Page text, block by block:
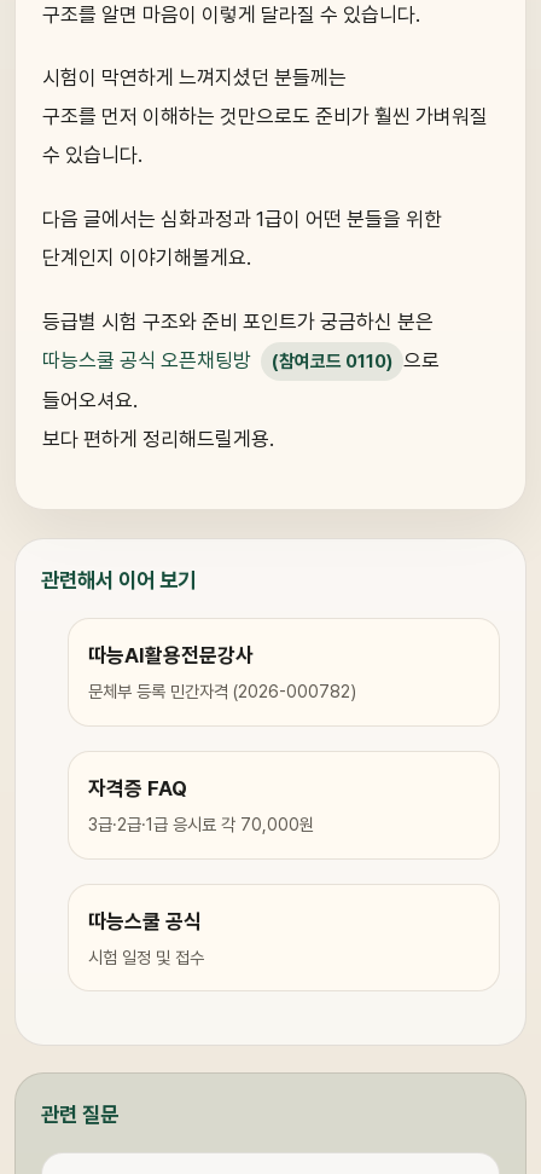
구조를 알면 마음이 이렇게 달라질 수 있습니다.
시험이 막연하게 느껴지셨던 분들께는
구조를 먼저 이해하는 것만으로도 준비가 훨씬 가벼워질
수 있습니다.
다음 글에서는 심화과정과 1급이 어떤 분들을 위한
단계인지 이야기해볼게요.
등급별 시험 구조와 준비 포인트가 궁금하신 분은
따능스쿨 공식 오픈채팅방
(참여코드 0110) 으로
들어오셔요.
보다 편하게 정리해드릴게용.
관련해서 이어 보기
따능AI활용전문강사
문체부 등록 민간자격 (2026-000782)
자격증 FAQ
3급·2급·1급 응시료 각 70,000원
따능스쿨 공식
시험 일정 및 접수
관련 질문